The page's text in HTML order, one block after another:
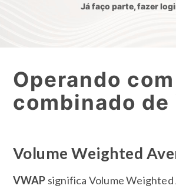
Já faço parte, fazer
Operando
combinado de
Volume Weighted
VWAP significa Volume Weighted